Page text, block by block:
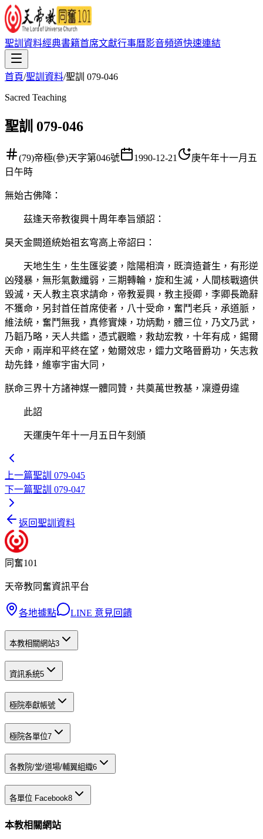
聖訓資料經典書籍首席文獻行事曆影音頻道快速連結
首頁/聖訓資料/聖訓 079-046
Sacred Teaching
聖訓 079-046
(79)帝極(參)天字第046號 1990-12-21
庚午年十一月五
日午時
無始古佛降 ：
茲逢天帝教復興十周年奉旨頒詔：
昊天金闕道統始祖玄穹高上帝詔曰：
天地生生，生生匯娑婆，陰陽相濟，既濟造蒼生，有形逆
凶殘暴，無形氣數纖弱，三期轉輪，旋和生滅，人間核戰適供
毀滅，天人教主哀求請命，帝教爰興，教主授卿，李卿長跪辭
不獲命，另封首任首席使者，八十受命，奮鬥老兵，承道脈，
維法統，奮鬥無我，真修實煉，功炳勳，體三位，乃文乃武，
乃韜乃略，天人共鑑，憑式觀瞻，救劫宏教，十年有成，錫爾
天命，兩岸和平終在望，勉爾效忠，鐳力文略晉爵功，矢志救
劫先鋒，維寧宇宙大同，
朕命三界十方諸神媒一體同贊，共奠萬世教基，凜遵毋違
此詔
天運庚午年十一月五日午刻頒
上一篇聖訓 079-045
下一篇聖訓 079-047
返回聖訓資料
同奮101
天帝教同奮資訊平台
各地據點 LINE 意見回饋
本教相關網站3
資訊系統5
極院奉獻帳號
極院各單位7
各教院/堂/道場/輔翼組織6
各單位 Facebook8
本教相關網站